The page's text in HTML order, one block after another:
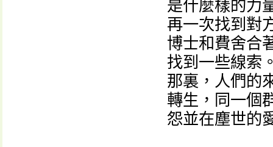
是什麼樣的力
再一次找到對
博士和費舍合
找到一些線索
那裏，人們的
轉生，同一個
怨並在塵世的